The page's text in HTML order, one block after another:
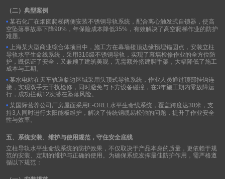
（二）典型案例
• 某石化厂在烟囱爬梯两侧安装不锈钢导轨系统，配合离心触发式自锁器，使高
空坠落事故率下降90% ，年保险成本降低35% ，有效解决了高空爬梯作业的防护
难题。
•
上海某大型商业综合体项目中，施工方在幕墙楼顶边缘预埋锚固点，安装立柱
导轨水平生命线系统，采用316级不锈钢导轨，实现了幕墙检修作业的全方位防
护，既保证了安全，又兼顾了建筑美观，无需额外搭建脚手架，大幅降低了施工
成本与工期。
• 某水电站在天车轨道临边区域采用头顶式导轨系统，作业人员通过顶部挂钩连
接，实现双手无干扰检修，同时避免与下方设备碰撞，在3年施工期内零故障运
行，成功拦截12次潜在坠落风险。
• 某国际营养公司厂房屋面采用 E-ORLL水平生命线系统，覆盖跨度达30米，支
持3 人同时进行太阳能板维护，解决了传统钢缆易松弛的问题，提升了作业安全
性与效率。
五、系统安装、维护与使用规范，守住安全底线
立柱导轨水平生命线系统的防护效果，不仅取决于产品本身的质量，更依赖于规
范的安装、定期的维护与正确的使用。为确保系统发挥最佳防护作用，需严格遵
循以下规范：